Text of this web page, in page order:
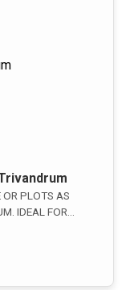
PLOTS AS
IDEAL FOR
CLINIC
TWO WELLS